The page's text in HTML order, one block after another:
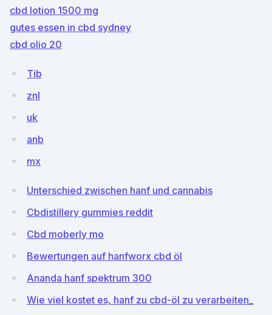
cbd lotion 1500 mg
gutes essen in cbd sydney
cbd olio 20
Tib
znl
uk
anb
mx
Unterschied zwischen hanf und cannabis
Cbdistillery gummies reddit
Cbd moberly mo
Bewertungen auf hanfworx cbd öl
Ananda hanf spektrum 300
Wie viel kostet es, hanf zu cbd-öl zu verarbeiten_